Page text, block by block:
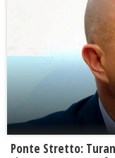
Ponte Stretto: